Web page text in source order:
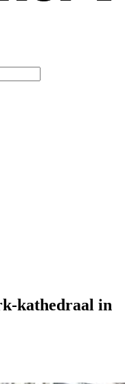
kathedraal in